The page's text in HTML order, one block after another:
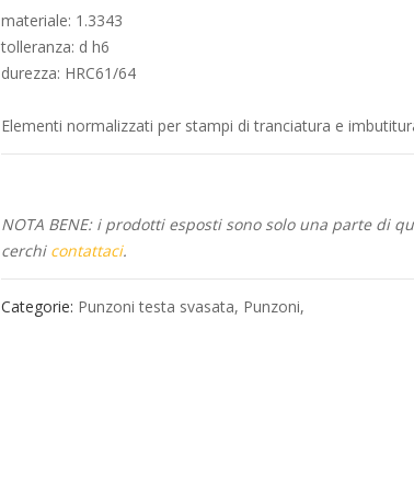
materiale: 1.3343
tolleranza: d h6
durezza: HRC61/64
Elementi normalizzati per stampi di tranciatura e
NOTA BENE: i prodotti esposti sono solo una parte di
cerchi contattaci.
Categorie: Punzoni testa svasata, Punzoni,